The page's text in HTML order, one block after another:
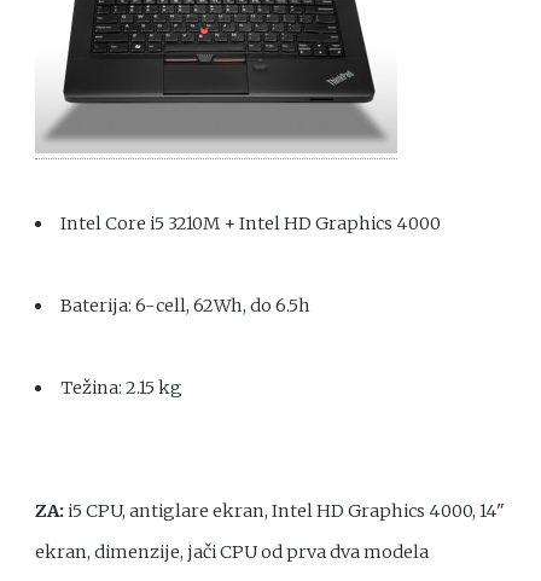
Intel Core i5 3210M + Intel HD Graphics 4000
Baterija: 6-cell, 62Wh, do 6.5h
Težina: 2.15 kg
ZA:i5 CPU, antiglare ekran, Intel HD Graphics 4000, 14"
ekran, dimenzije, jači CPU od prva dva modela